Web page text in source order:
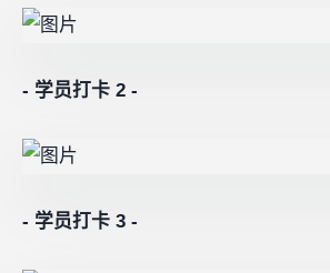
- 学员打卡 2 -
- 学员打卡 3 -